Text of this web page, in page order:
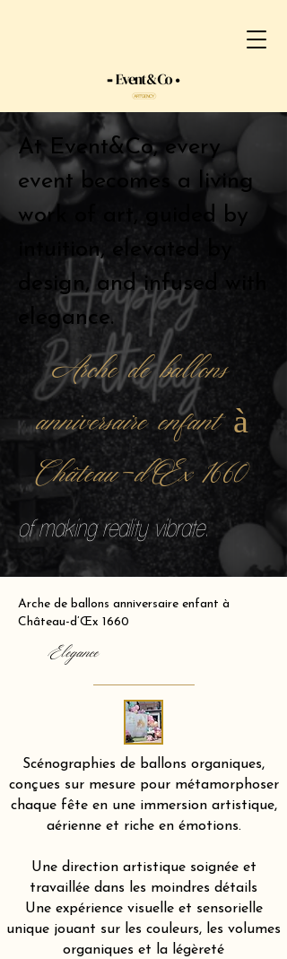
At Event&Co, every
event becomes a living
work of art, guided by
intuition, elevated by
design, and infused with
elegance.
Arche de ballons
anniversaire enfant à
Château-d’Œx 1660
of making reality vibrate.
Arche de ballons anniversaire enfant à
Château-d’Œx 1660
Elegance
Scénographies de ballons organiques,
conçues sur mesure pour métamorphoser
chaque fête en une immersion artistique,
aérienne et riche en émotions.
Une direction artistique soignée et
travaillée dans les moindres détails
Une expérience visuelle et sensorielle
unique jouant sur les couleurs, les volumes
organiques et la légèreté